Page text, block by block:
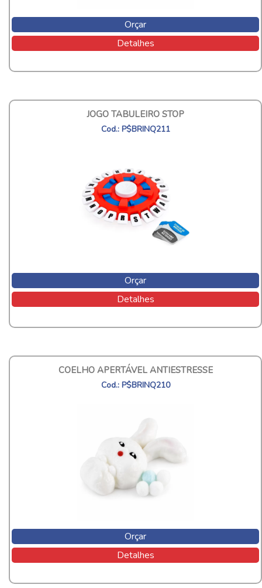
Orçar
Detalhes
JOGO TABULEIRO STOP
Cod.: P$BRINQ211
Orçar
Detalhes
COELHO APERTÁVEL ANTIESTRESSE
Cod.: P$BRINQ210
Orçar
Detalhes